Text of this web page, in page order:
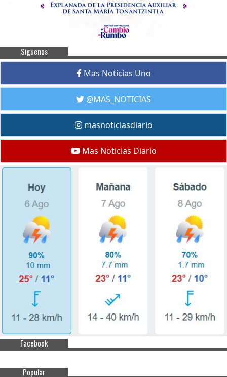
Siguenos
Mas Noticias Uno
@MAS_NOTICIAS
masnoticiasdiario
Mas Noticias Diario
Facebook
Popular